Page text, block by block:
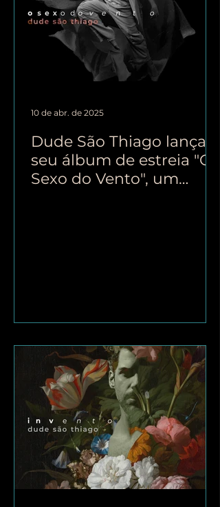
Dude São Thiago lança
seu álbum de estreia "O
Sexo do Vento", um
10 de abr. de 2025